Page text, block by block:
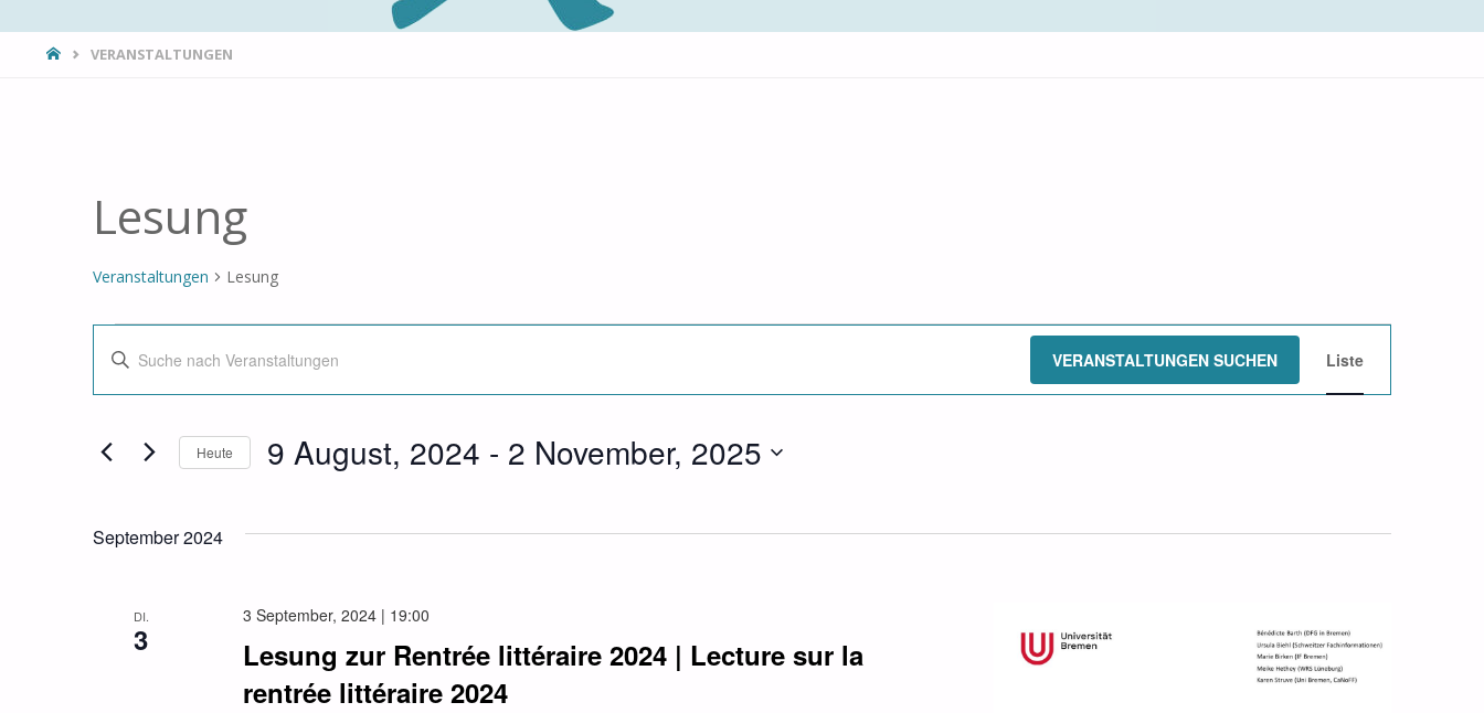
STARTVERANSTALTUNGEN
Lesung
Veranstaltungen Lesung
Veranstaltungen
Veranstaltungen
und
Ansichten,
Bitte
Suche
Schlüsselwort.
VERANSTALTUNGEN SUCHEN
Ansichten-
Liste
Heute 9 August, 2024 - 2 November, 2025
September 2024
DI.
3
Lesung zur Rentrée littéraire 2024 | Lecture sur la
rentrée littéraire 2024
3 September, 2024 | 19:00